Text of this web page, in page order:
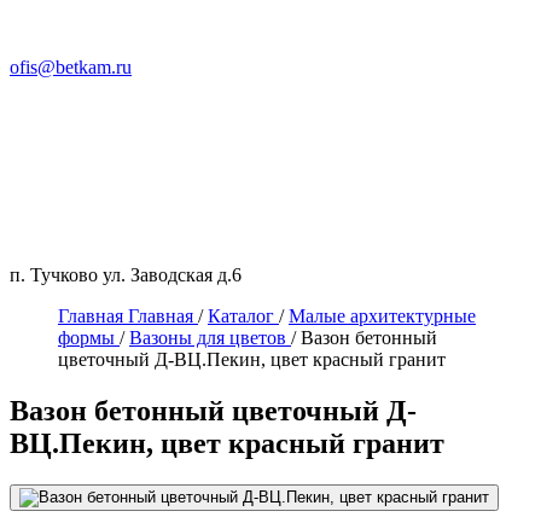
ofis@betkam.ru
п. Тучково ул. Заводская д.6
Главная Главная / Каталог / Малые архитектурные
формы / Вазоны для цветов / Вазон бетонный
цветочный Д-ВЦ.Пекин, цвет красный гранит
Вазон бетонный цветочный Д-
ВЦ.Пекин, цвет красный гранит